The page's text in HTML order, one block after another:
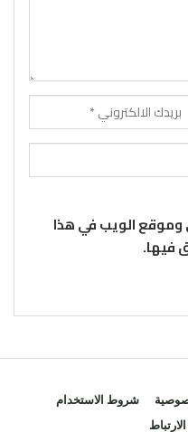
وموقع الويب في هذا
فيها.
شروط الاستخدام